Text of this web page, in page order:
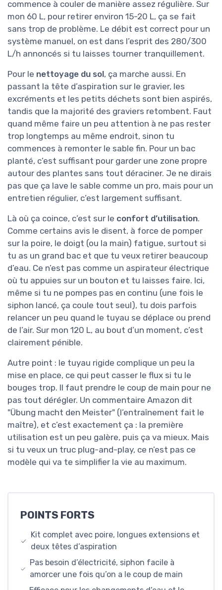
commence à couler de manière assez régulière. Sur
mon 60 L, pour retirer environ 15-20 L, ça se fait
sans trop de problème. Le débit est correct pour un
système manuel, on est dans l’esprit des 280/300
L/h annoncés si tu laisses tourner tranquillement.
Pour le nettoyage du sol, ça marche aussi. En
passant la tête d’aspiration sur le gravier, les
excréments et les petits déchets sont bien aspirés,
tandis que la majorité des graviers retombent. Faut
quand même faire un peu attention à ne pas rester
trop longtemps au même endroit, sinon tu
commences à remonter le sable fin. Pour un bac
planté, c’est suffisant pour garder une zone propre
autour des plantes sans tout déraciner. Je ne dirais
pas que ça lave le sable comme un pro, mais pour un
entretien régulier, c’est largement suffisant.
Là où ça coince, c’est sur le confort d’utilisation.
Comme certains avis le disent, à force de pomper
sur la poire, le doigt (ou la main) fatigue, surtout si
tu as un grand bac et que tu veux retirer beaucoup
d’eau. Ce n’est pas comme un aspirateur électrique
où tu appuies sur un bouton et tu laisses faire. Ici,
même si tu ne pompes pas en continu (une fois le
siphon lancé, ça coule tout seul), tu dois parfois
relancer un peu quand le tuyau se déplace ou prend
de l’air. Sur mon 120 L, au bout d’un moment, c’est
clairement pénible.
Autre point : le tuyau rigide complique un peu la
mise en place, ce qui peut casser le flux si tu le
bouges trop. Il faut prendre le coup de main pour ne
pas tout dérégler. Un commentaire Amazon dit
"Übung macht den Meister" (l’entraînement fait le
maître), et c’est exactement ça : la première
utilisation est un peu galère, puis ça va mieux. Mais
si tu veux un truc plug-and-play, ce n’est pas ce
modèle qui va te simplifier la vie au maximum.
POINTS FORTS
Kit complet avec poire, longues extensions et
deux têtes d’aspiration
Pas besoin d’électricité, siphon facile à
amorcer une fois qu’on a le coup de main